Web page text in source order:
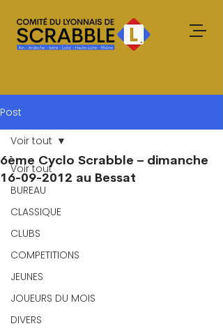
Post
Voir tout
BUREAU
CLASSIQUE
CLUBS
COMPETITIONS
JEUNES
JOUEURS DU MOIS
DIVERS
Voir tout
6ème Cyclo Scrabble – dimanche
16-09-2012 au Bessat